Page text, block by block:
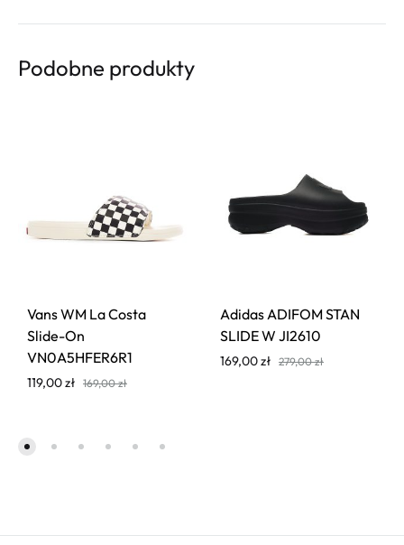
Podobne produkty
Vans WM La Costa
Slide-On
VN0A5HFER6R1
119,00zł 169,00zł
Adidas ADIFOM STAN
SLIDE W JI2610
169,00zł 279,00zł